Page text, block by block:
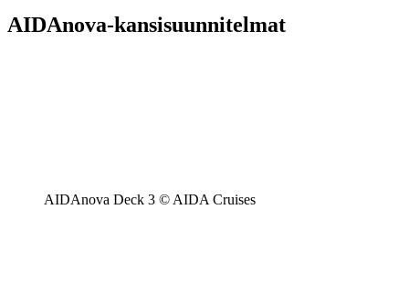
AIDAnova-kansisuunnitelmat
AIDAnova Deck 3 © AIDA Cruises